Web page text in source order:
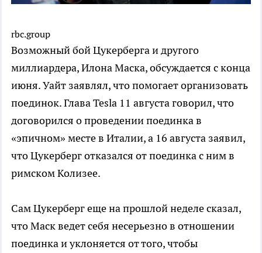
rbc.group
Возможный бой Цукерберга и другого
миллиардера, Илона Маска, обсуждается с конца
июня. Уайт заявлял, что помогает организовать
поединок. Глава Tesla 11 августа говорил, что
договорился о проведении поединка в
«эпичном» месте в Италии, а 16 августа заявил,
что Цукерберг отказался от поединка с ним в
римском Колизее.
Сам Цукерберг еще на прошлой неделе сказал,
что Маск ведет себя несерьезно в отношении
поединка и уклоняется от того, чтобы